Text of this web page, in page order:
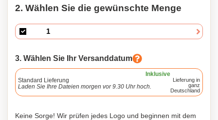
2. Wählen Sie die gewünschte Menge
3. Wählen Sie Ihr Versanddatum
Inklusive
Standard Lieferung
Laden Sie Ihre Dateien morgen vor 9.30 Uhr hoch.
Lieferung in
ganz
Deutschland
Keine Sorge! Wir prüfen jedes Logo und beginnen mit dem